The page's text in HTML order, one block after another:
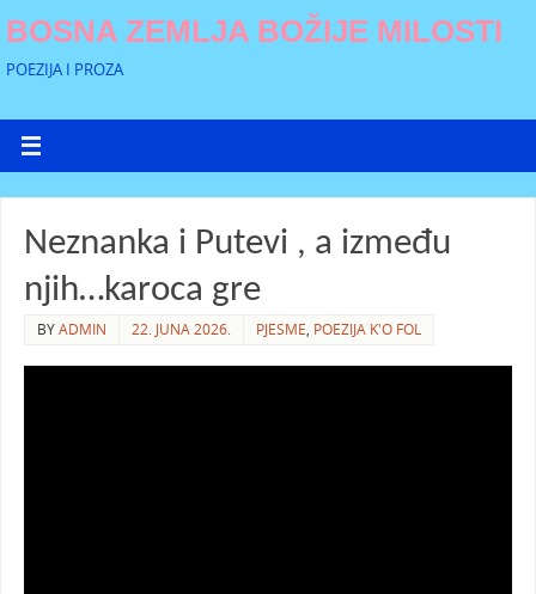
BOSNA ZEMLJA BOŽIJE MILOSTI
POEZIJA I PROZA
Neznanka i Putevi , a između
njih…karoca gre
BYADMIN 22. JUNA 2026. PJESME, POEZIJA K'O FOL